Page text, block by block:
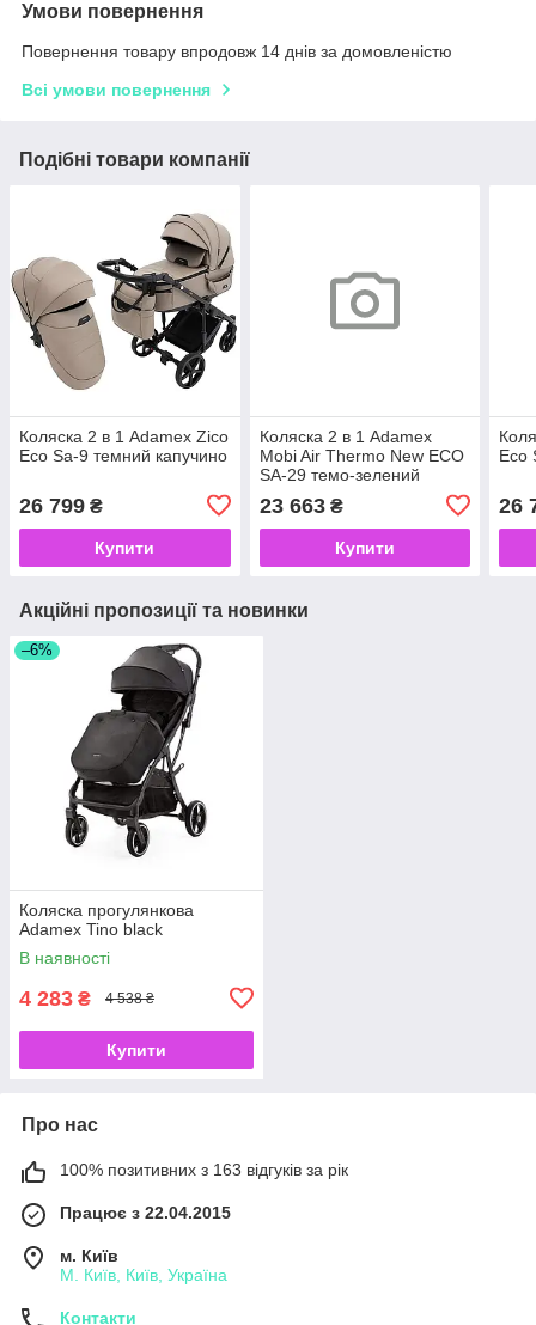
Умови повернення
Повернення товару впродовж 14 днів за домовленістю
Всі умови повернення
Подібні товари компанії
Коляска 2 в 1 Adamex Zico
Eco Sa-9 темний капучино
26 799 ₴
Купити
Коляска 2 в 1 Adamex
Mobi Air Thermo New ECO
SA-29 темо-зелений
23 663₴
Купити
Eco
26
Акційні пропозиції та новинки
–6%
Коляска прогулянкова
Adamex Tino black
В наявності
4 283 ₴ 4 538 ₴
Купити
Про нас
100% позитивних з 163 відгуків за рік
Працює з 22.04.2015
м. Київ
М. Київ, Київ, Україна
Контакти